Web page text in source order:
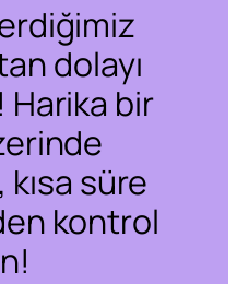
dolayı
bir
kısa süre
kontrol